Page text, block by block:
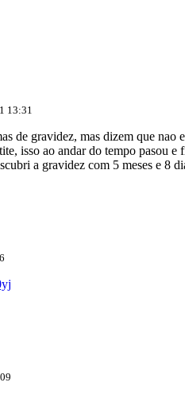
13:31
de gravidez, mas dizem que nao
isso ao andar do tempo pasou
a gravidez com 5 meses e 8